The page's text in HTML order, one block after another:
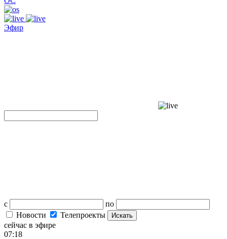
Эфир
с
по
Новости
Телепроекты Искать
сейчас в эфире
07:18